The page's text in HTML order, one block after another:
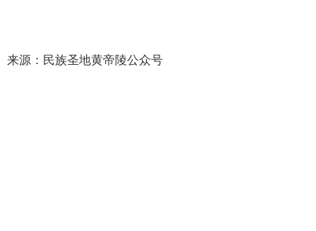
来源：民族圣地黄帝陵公众号